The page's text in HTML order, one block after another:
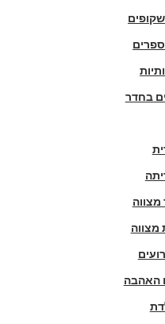
בחדר
מצווה
מצווה
האהבה